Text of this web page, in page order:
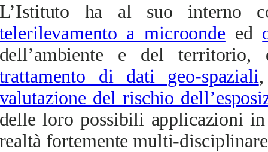
ha al suo interno
a microonde ed
e del
di dati geo-spaziali
del rischio
loro possibili applicazioni
fortemente multi-